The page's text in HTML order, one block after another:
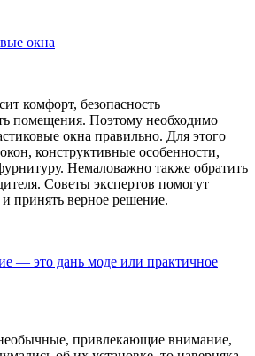
окна
комфорт, безопасность
помещения. Поэтому необходимо
окна правильно. Для этого
конструктивные особенности,
Немаловажно также обратить
Советы экспертов помогут
и принять верное решение.
— это дань моде или практичное
привлекающие внимание,